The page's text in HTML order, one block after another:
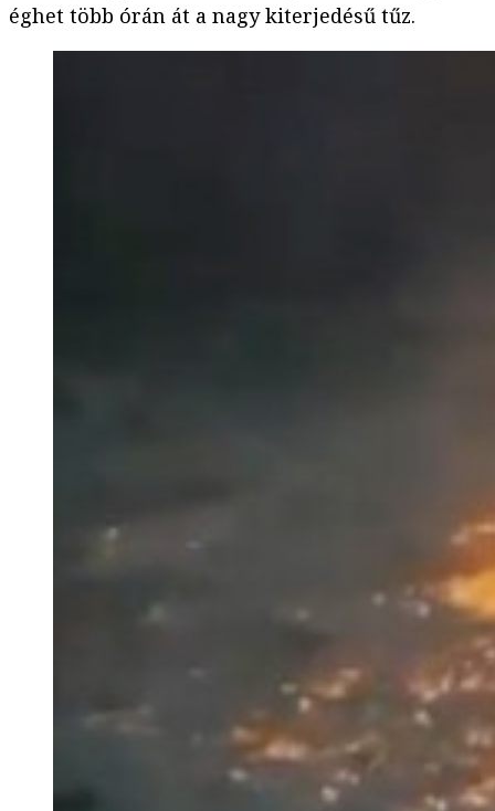
éghet több órán át a nagy kiterjedésű tűz.